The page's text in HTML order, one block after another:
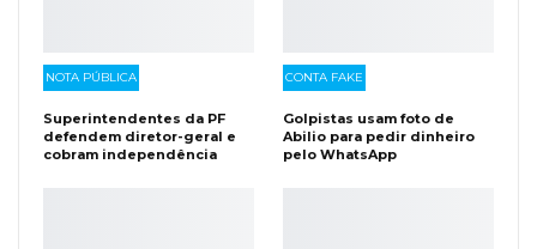
NOTA PÚBLICA
Superintendentes da PF
defendem diretor-geral e
cobram independência
CONTA FAKE
Golpistas usam foto de
Abilio para pedir dinheiro
pelo WhatsApp